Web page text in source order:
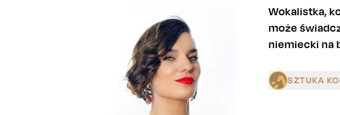
Wokalistka,
może
niemiecki na
SZTUKA